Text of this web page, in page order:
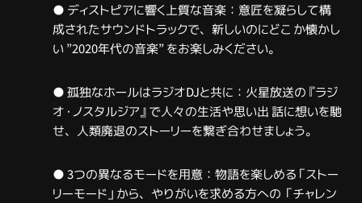
● ディストピアに響く上質な音楽：意匠を凝らして構
成されたサウンドトラックで、新しいのにどこ か懐かし
い ”2020年代の音楽” をお楽しみください。
● 孤独なホールはラジオDJと共に：火星放送の『ラジ
オ・ノスタルジア』で人々の生活や思い出 話に想いを馳
せ、人類廃退のストーリーを繋ぎ合わせましょう。
● 3つの異なるモードを用意：物語を楽しめる「ストー
リーモード」から、やりがいを求める方への 「チャレン